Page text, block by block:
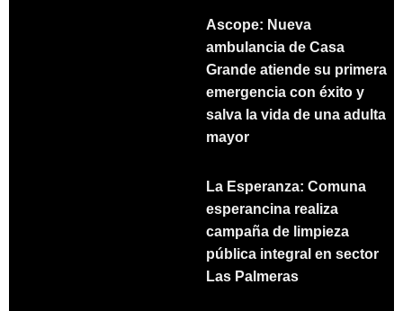
Ascope: Nueva
ambulancia de Casa
Grande atiende su primera
emergencia con éxito y
salva la vida de una adulta
mayor
La Esperanza: Comuna
esperancina realiza
campaña de limpieza
pública integral en sector
Las Palmeras